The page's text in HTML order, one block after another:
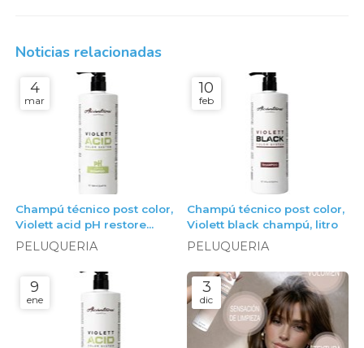
Noticias relacionadas
4
mar
Champú técnico post color,
Violett acid pH restore
champú, litro
PELUQUERIA
10
feb
Champú técnico post color,
Violett black champú, litro
PELUQUERIA
9
ene
3
dic